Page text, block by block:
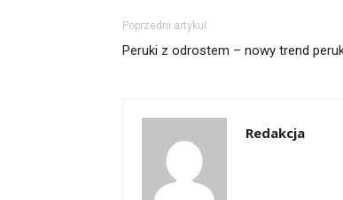
Poprzedni artykuł
Peruki z odrostem – nowy trend
Redakcja